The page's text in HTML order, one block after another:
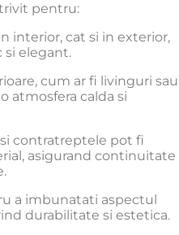
pentru:
interior, cat si in exterior,
si elegant.
cum ar fi livinguri sau
atmosfera calda si
contratreptele pot fi
asigurand continuitate
a imbunatati aspectul
durabilitate si estetica.